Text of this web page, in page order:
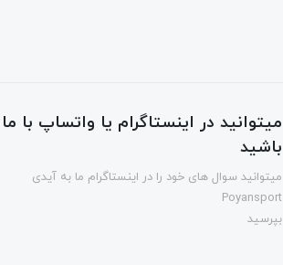
میتوانید در اینستاگرام یا واتساپ با
باشید
میتوانید سوال های خود را در اینستاگرام ما به آیدی
Poyansport
بپرسید